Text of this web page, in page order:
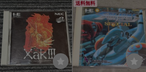
送料無料